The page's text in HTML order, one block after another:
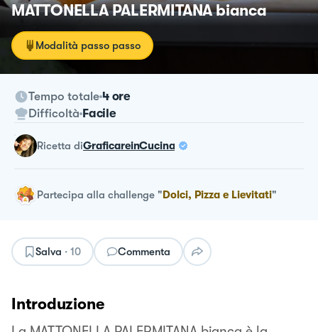
MATTONELLA PALERMITANA bianca
Modalità passo passo
Tempo totale 4 ore
Difficoltà Facile
ricetta diGraficareinCucina
Partecipa alla challenge "Dolci, Pizza e Lievitati"
Salva · 10 Commenta
Introduzione